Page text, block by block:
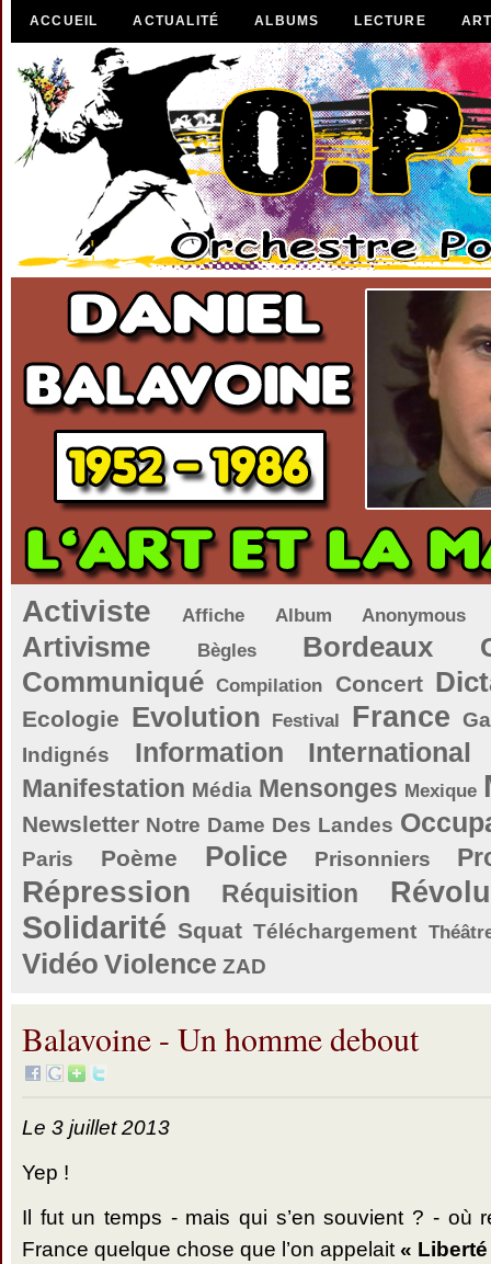
ACCUEIL ACTUALITÉ ALBUMS LECTURE
Activiste Affiche Album Anonymous
Artivisme Bègles Bordeaux
Communiqué Compilation Concert
Ecologie Evolution Festival France
Indignés
Information International
Manifestation Média Mensonges Mexique
Newsletter Notre Dame Des Landes
Paris Poème Police Prisonniers
Répression Réquisition
Solidarité Squat Téléchargement
Vidéo Violence ZAD
Balavoine - Un homme debout
Le 3 juillet 2013
Yep !
Il fut un temps - mais qui s’en souvient ? - où
France quelque chose que l’on appelait «